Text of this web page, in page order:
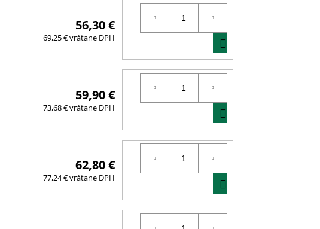
56,30 €
69,25 € vrátane DPH
KOŠÍKA
59,90 €
73,68 € vrátane DPH
KOŠÍKA
62,80 €
77,24 € vrátane DPH
KOŠÍKA